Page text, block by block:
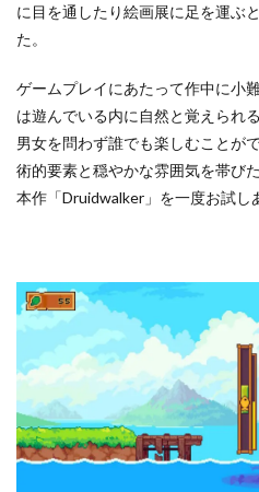
に目を通したり絵画展に足を運ぶ
た。
ゲームプレイにあたって作中に小
は遊んでいる内に自然と覚えられ
男女を問わず誰でも楽しむことが
術的要素と穏やかな雰囲気を帯び
本作「Druidwalker」を一度お試し